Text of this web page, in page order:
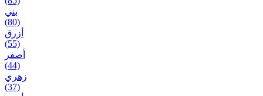
بني
(80)
أزرق
(55)
أصفر
(44)
زهري
(37)